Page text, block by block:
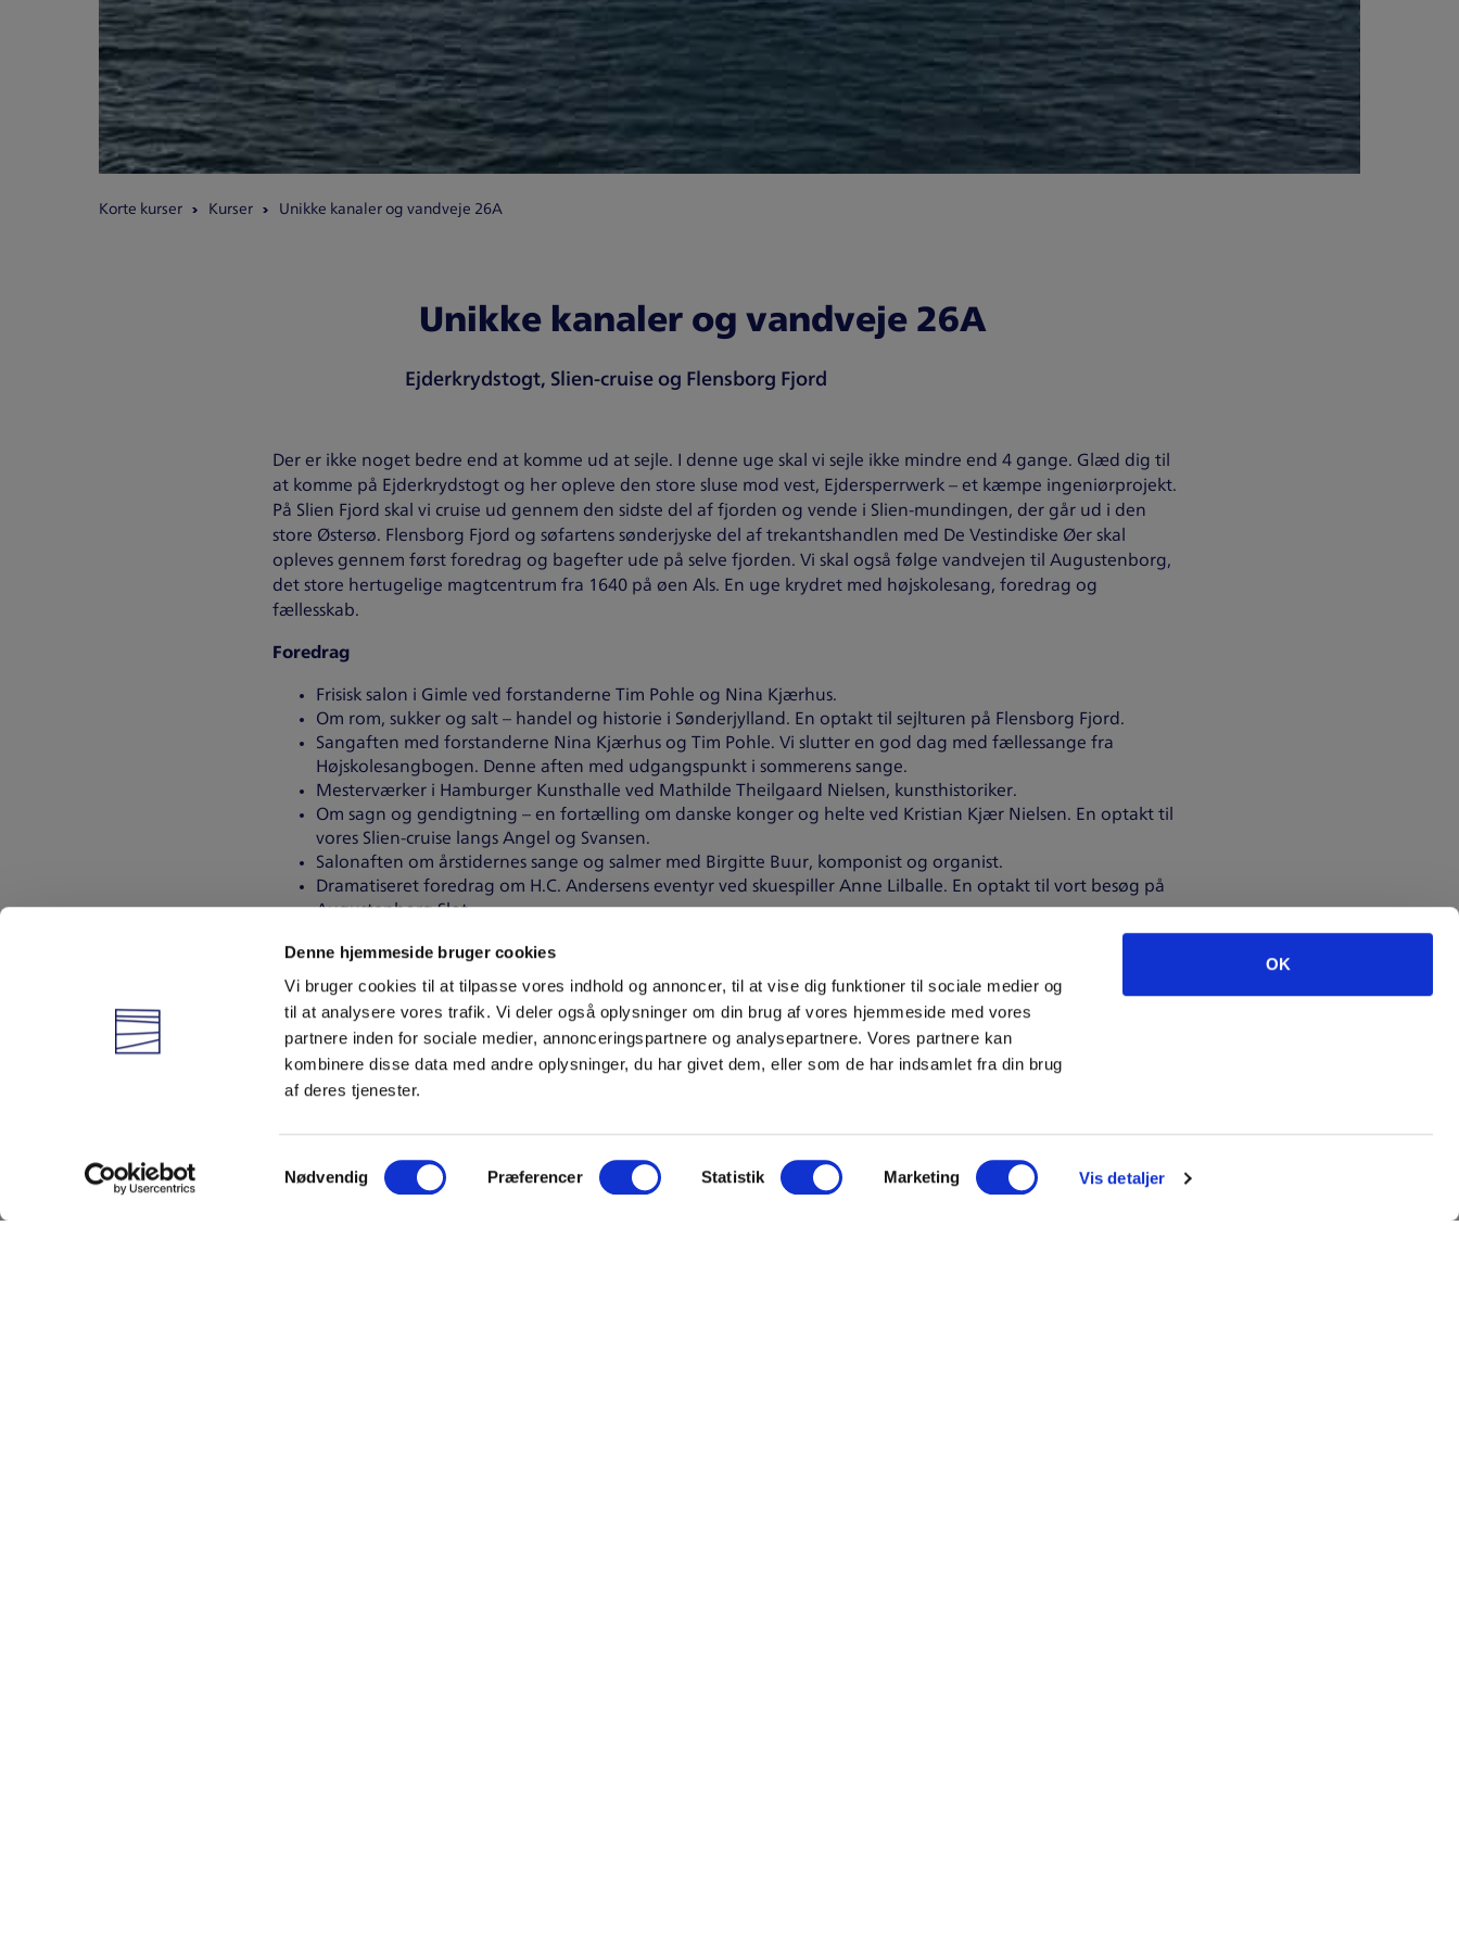
Denne hjemmeside bruger cookies
Vi bruger cookies til at tilpasse vores indhold og annoncer, til at vise dig funktioner til sociale medier og
til at analysere vores trafik. Vi deler også oplysninger om din brug af vores hjemmeside med vores
partnere inden for sociale medier, annonceringspartnere og analysepartnere. Vores partnere kan
kombinere disse data med andre oplysninger, du har givet dem, eller som de har indsamlet fra din brug
af deres tjenester.
Samtykkevalg
Nødvendig Præferencer Statistik Marketing Vis detaljer
OK
Korte kurser Kurser Unikke kanaler og vandveje 26A
Unikke kanaler og vandveje 26A
Ejderkrydstogt, Slien-cruise og Flensborg Fjord
Der er ikke noget bedre end at komme ud at sejle. I denne uge skal vi sejle ikke mindre end 4 gange. Glæd dig til
at komme på Ejderkrydstogt og her opleve den store sluse mod vest, Ejdersperrwerk – et kæmpe ingeniørprojekt.
På Slien Fjord skal vi cruise ud gennem den sidste del af fjorden og vende i Slien-mundingen, der går ud i den
store Østersø. Flensborg Fjord og søfartens sønderjyske del af trekantshandlen med De Vestindiske Øer skal
opleves gennem først foredrag og bagefter ude på selve fjorden. Vi skal også følge vandvejen til Augustenborg,
det store hertugelige magtcentrum fra 1640 på øen Als. En uge krydret med højskolesang, foredrag og
fællesskab.
Foredrag
Frisisk salon i Gimle ved forstanderne Tim Pohle og Nina Kjærhus.
Om rom, sukker og salt – handel og historie i Sønderjylland. En optakt til sejlturen på Flensborg Fjord.
Sangaften med forstanderne Nina Kjærhus og Tim Pohle. Vi slutter en god dag med fællessange fra
Højskolesangbogen. Denne aften med udgangspunkt i sommerens sange.
Mesterværker i Hamburger Kunsthalle ved Mathilde Theilgaard Nielsen, kunsthistoriker.
Om sagn og gendigtning – en fortælling om danske konger og helte ved Kristian Kjær Nielsen. En optakt til
vores Slien-cruise langs Angel og Svansen.
Salonaften om årstidernes sange og salmer med Birgitte Buur, komponist og organist.
Dramatiseret foredrag om H.C. Andersens eventyr ved skuespiller Anne Lilballe. En optakt til vort besøg på
Augustenborg Slot.
Vandvejen til Østersøen – set fra Hertugslottet i Augustenborg på Als.
Sejltur på Flensborg Fjord – sukker fra De Vestindiske Øer.
Slien-cruise langs Angel og Svansen.
Ejderkrydstogt og tur til storkeparadiset Bergenhusen